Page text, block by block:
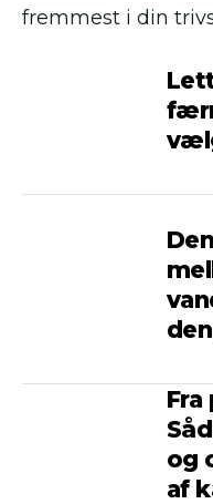
fremmest i din
og
af